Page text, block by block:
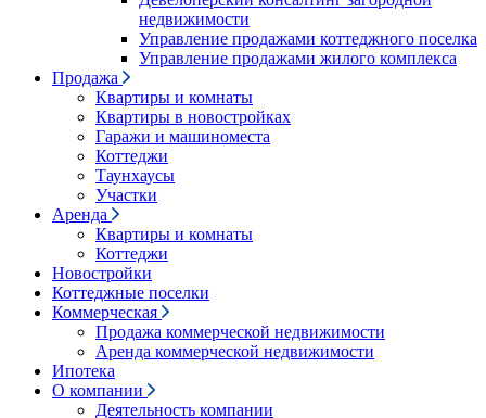
недвижимости
Управление продажами коттеджного поселка
Управление продажами жилого комплекса
Продажа
Квартиры и комнаты
Квартиры в новостройках
Гаражи и машиноместа
Коттеджи
Таунхаусы
Участки
Аренда
Квартиры и комнаты
Коттеджи
Новостройки
Коттеджные поселки
Коммерческая
Продажа коммерческой недвижимости
Аренда коммерческой недвижимости
Ипотека
О компании
Деятельность компании